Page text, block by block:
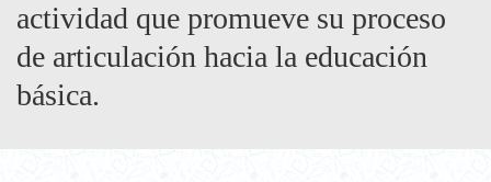
actividad que promueve su proceso
de articulación hacia la educación
básica.